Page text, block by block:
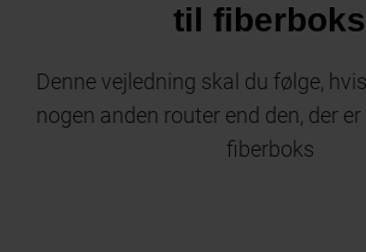
til fiberboks
Denne vejledning skal du følge,
nogen anden router end den, der
fiberboks